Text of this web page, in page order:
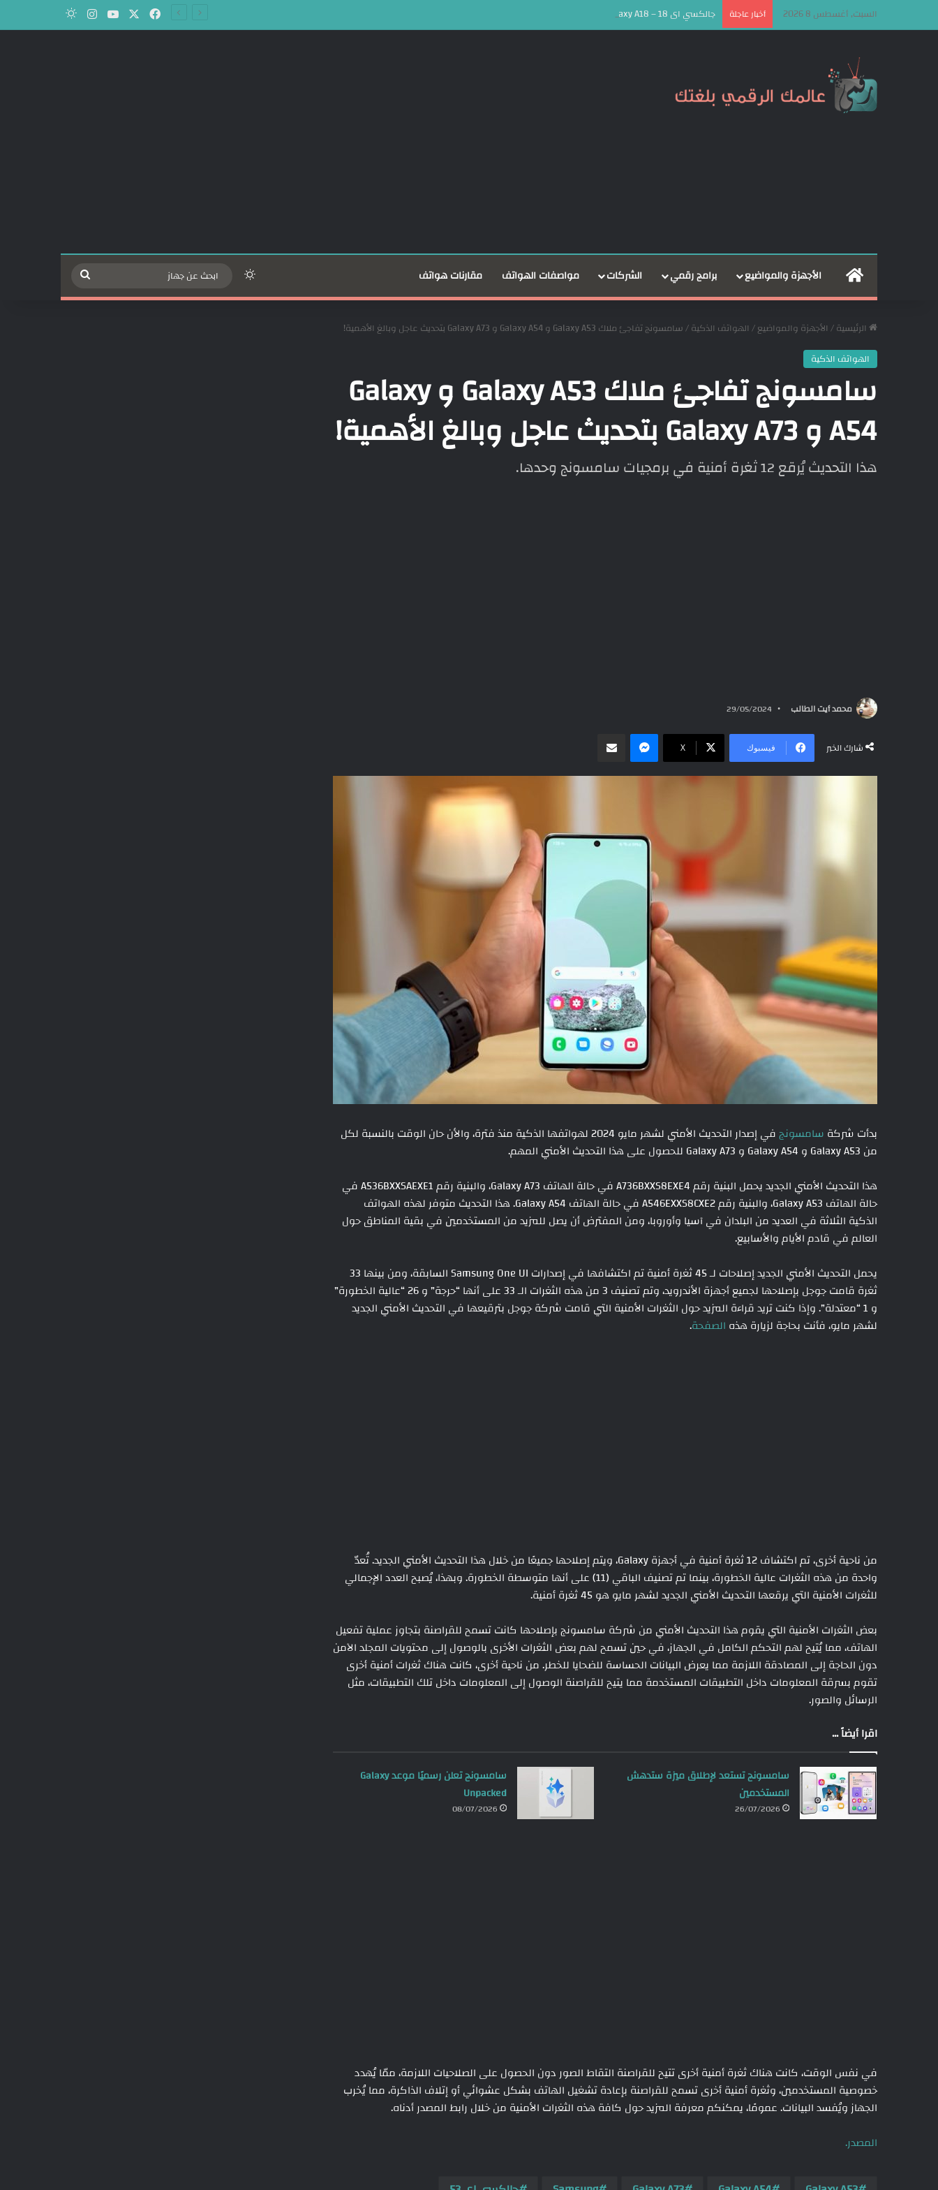
السبت, أغسطس 8 2026 أخبار عاجلة جالكسي اى 18 – Galaxy A18 يظهر في تسريب يكشف مواصفاته الرئيسية! فيسبوك‫YouTube
انستقرامالوضع المظلم
الرئيسيةالأجهزة والمواضيع برامج رقمي الشركات مواصفات الهواتف مقارنات هواتف الوضع المظلم
ابحث
عن
الرئيسية/ الأجهزة والمواضيع/ الهواتف الذكية/سامسونج تفاجئ ملاك Galaxy A53 و Galaxy A54 و Galaxy A73 بتحديث عاجل وبالغ الأهمية!
الهواتف الذكية
سامسونج تفاجئ ملاك Galaxy A53 و Galaxy
A54 و Galaxy A73 بتحديث عاجل وبالغ الأهمية!
هذا التحديث يُرقع 12 ثغرة أمنية في برمجيات سامسونج وحدها.
محمد أيت الطالب 29/05/2024
شارك الخبر فيسبوك ‫X
ماسنجر
بدأت شركة سامسونج
في إصدار التحديث الأمني لشهر مايو 2024 لهواتفها الذكية منذ فترة، والأن حان الوقت بالنسبة لكل
من Galaxy A53 و Galaxy A54 و Galaxy A73 للحصول على هذا التحديث الأمني المهم.
هذا التحديث الأمني الجديد يحمل البنية رقم A736BXXS8EXE4 في حالة الهاتف Galaxy A73، والبنية رقم A536BXXSAEXE1 في
حالة الهاتف Galaxy A53، والبنية رقم A546EXXS8CXE2 في حالة الهاتف Galaxy A54. هذا التحديث متوفر لهذه الهواتف
الذكية الثلاثة في العديد من البلدان في آسيا وأوروبا، ومن المفترض أن يصل للمزيد من المستخدمين في بقية المناطق حول
العالم في قادم الأيام والأسابيع.
يحمل التحديث الأمني الجديد إصلاحات لـ 45 ثغرة أمنية تم اكتشافها في إصدارات Samsung One UI السابقة، ومن بينها 33
ثغرة قامت جوجل بإصلاحها لجميع أجهزة الأندرويد، وتم تصنيف 3 من هذه الثغرات الـ 33 على أنها “حرجة” و 26 “عالية الخطورة”
و 1 “معتدلة”. وإذا كنت تريد قراءة المزيد حول الثغرات الأمنية التي قامت شركة جوجل بترقيعها في التحديث الأمني الجديد
لشهر مايو، فأنت بحاجة لزيارة هذه الصفحة.
من ناحية أخرى، تم اكتشاف 12 ثغرة أمنية في أجهزة Galaxy، ويتم إصلاحها جميعًا من خلال هذا التحديث الأمني الجديد. تُعدّ
واحدة من هذه الثغرات عالية الخطورة، بينما تم تصنيف الباقي (11) على أنها متوسطة الخطورة. وبهذا، يُصبح العدد الإجمالي
للثغرات الأمنية التي يرقعها التحديث الأمني الجديد لشهر مايو هو 45 ثغرة أمنية.
بعض الثغرات الأمنية التي يقوم هذا التحديث الأمني من شركة سامسونج بإصلاحها كانت تسمح للقراصنة بتجاوز عملية تفعيل
الهاتف، مما يُتيح لهم التحكم الكامل في الجهاز، في حين تسمح لهم بعض الثغرات الأخرى بالوصول إلى محتويات المجلد الآمن
دون الحاجة إلى المصادقة اللازمة مما يعرض البيانات الحساسة للضحايا للخطر. من ناحية أخرى، كانت هناك ثغرات أمنية أخرى
تقوم بسرقة المعلومات داخل التطبيقات المستخدمة مما يتيح للقراصنة الوصول إلى المعلومات داخل تلك التطبيقات، مثل
الرسائل والصور.
اقرا أيضاً ...
سامسونج تستعد لإطلاق ميزة ستدهش
المستخدمين
26/07/2026
سامسونج تعلن رسميًا موعد Galaxy
Unpacked
08/07/2026
في نفس الوقت، كانت هناك ثغرة أمنية أخرى تتيح للقراصنة التقاط الصور دون الحصول على الصلاحيات اللازمة، ممّا يُهدد
خصوصية المستخدمين، وثغرة أمنية أخرى تسمح للقراصنة بإعادة تشغيل الهاتف بشكل عشوائي أو إتلاف الذاكرة، مما يُخرب
الجهاز ويُفسد البيانات. عمومًا، يمكنكم معرفة المزيد حول كافة هذه الثغرات الأمنية من خلال رابط المصدر أدناه.
المصدر.